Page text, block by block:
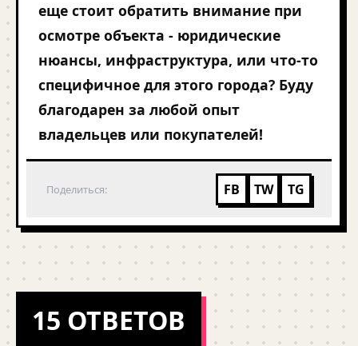
еще стоит обратить внимание при
осмотре объекта - юридические
нюансы, инфраструктура, или что-то
специфичное для этого города? Буду
благодарен за любой опыт
владельцев или покупателей!
Поделиться: FB TW TG
15 ОТВЕТОВ